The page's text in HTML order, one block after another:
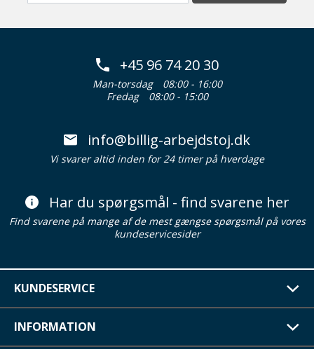
+45 96 74 20 30
Man-torsdag
08:00 - 16:00
Fredag
08:00 - 15:00
info@billig-arbejdstoj.dk
Vi svarer altid inden for 24 timer på hverdage
Har du spørgsmål - find svarene her
Find svarene på mange af de mest gængse spørgsmål på vores
kundeservicesider
KUNDESERVICE
INFORMATION